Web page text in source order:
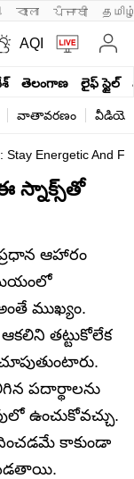
বাংলা ਪੰਜਾਬੀ
AQI
తెలంగాణ లైఫ్ స్టైల్
వాతావరణం
Stay Energetic And
ఈ స్నాక్స్‌తో
ఆహారం
ముఖ్యం.
తట్టుకోలేక
పదార్థాలను
ఉంచుకోవచ్చు.
కాకుండా